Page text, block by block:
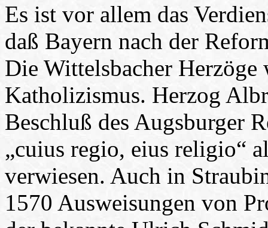
Es ist vor allem das
daß Bayern nach der
Die Wittelsbacher Herzöge
Katholizismus. Herzog
Beschluß des Augsburger
„cuius regio, eius religio“
verwiesen. Auch in
1570 Ausweisungen von